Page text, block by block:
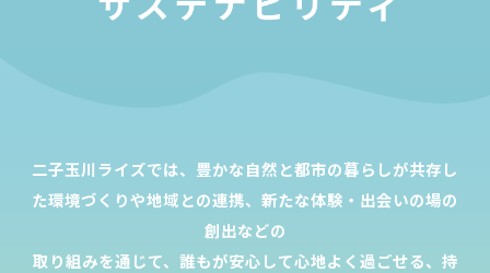
二子玉川ライズでは、豊かな自然と都市の暮らしが共存し
た環境づくりや地域との連携、新たな体験・出会いの場の
創出などの
取り組みを通じて、誰もが安心して心地よく過ごせる、持